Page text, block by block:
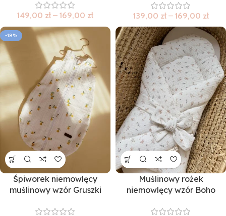
149,00 zł – 169,00 zł 139,00 zł – 169,00 zł
-18%
Śpiworek niemowlęcy
muślinowy wzór Gruszki
Muślinowy rożek
niemowlęcy wzór Boho